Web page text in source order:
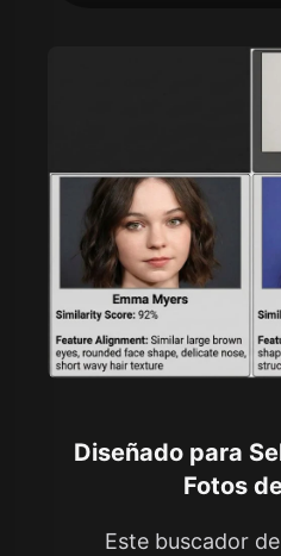
Diseñado para
Fotos
Este buscador